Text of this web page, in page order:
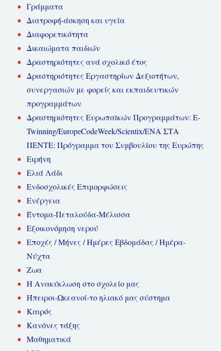
Γράμματα
Διατροφή-άσκηση και υγεία
Διαφορετικότητα
Δικαιώματα παιδιών
Δραστηριότητες ανά σχολικό έτος
Δραστηριότητες Εργαστηρίων Δεξιοτήτων,
συνεργασιών με φορείς και εκπαιδευτικών
προγραμμάτων
Δραστηριότητες Ευρωπαϊκών Προγραμμάτων: E-
Twinning/EuropeCodeWeek/Scientix/ΕΝΑ ΣΤΑ
ΠΕΝΤΕ: Πρόγραμμα του Συμβουλίου της Ευρώπης
Ειρήνη
Ελιά Λάδι
Ενδοσχολικές Επιμορφώσεις
Ενέργεια
Έντομα-Πεταλούδα-Μέλισσα
Εξοικονόμηση νερού
Εποχές / Μήνες / Ημέρες Εβδομάδας / Ημέρα-
Νύχτα
Ζωα
Η Ανακύκλωση στο σχολείο μας
Ήπειροι-Ωκεανοί-το ηλιακό μας σύστημα
Καιρός
Κανόνες τάξης
Μαθηματικά